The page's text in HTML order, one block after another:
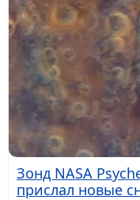
Зонд NASA
прислал новые